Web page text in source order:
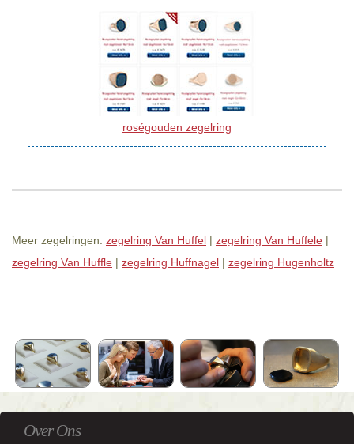
roségouden zegelring
Meer zegelringen: zegelring Van Huffel | zegelring Van Huffele |
zegelring Van Huffle | zegelring Huffnagel | zegelring Hugenholtz
Over Ons